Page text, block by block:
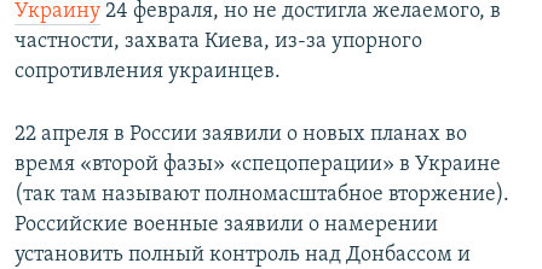
Украину 24 февраля, но не достигла желаемого, в
частности, захвата Киева, из-за упорного
сопротивления украинцев.
22 апреля в России заявили о новых планах во
время «второй фазы» «спецоперации» в Украине
(так там называют полномасштабное вторжение).
Российские военные заявили о намерении
установить полный контроль над Донбассом и